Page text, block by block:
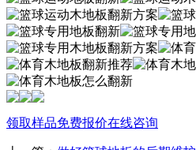
领取样品免费报价在线咨询